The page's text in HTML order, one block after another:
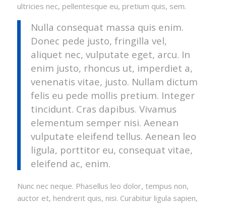
ultricies nec, pellentesque eu, pretium quis, sem.
Nulla consequat massa quis enim.
Donec pede justo, fringilla vel,
aliquet nec, vulputate eget, arcu. In
enim justo, rhoncus ut, imperdiet a,
venenatis vitae, justo. Nullam dictum
felis eu pede mollis pretium. Integer
tincidunt. Cras dapibus. Vivamus
elementum semper nisi. Aenean
vulputate eleifend tellus. Aenean leo
ligula, porttitor eu, consequat vitae,
eleifend ac, enim.
Nunc nec neque. Phasellus leo dolor, tempus non,
auctor et, hendrerit quis, nisi. Curabitur ligula sapien,